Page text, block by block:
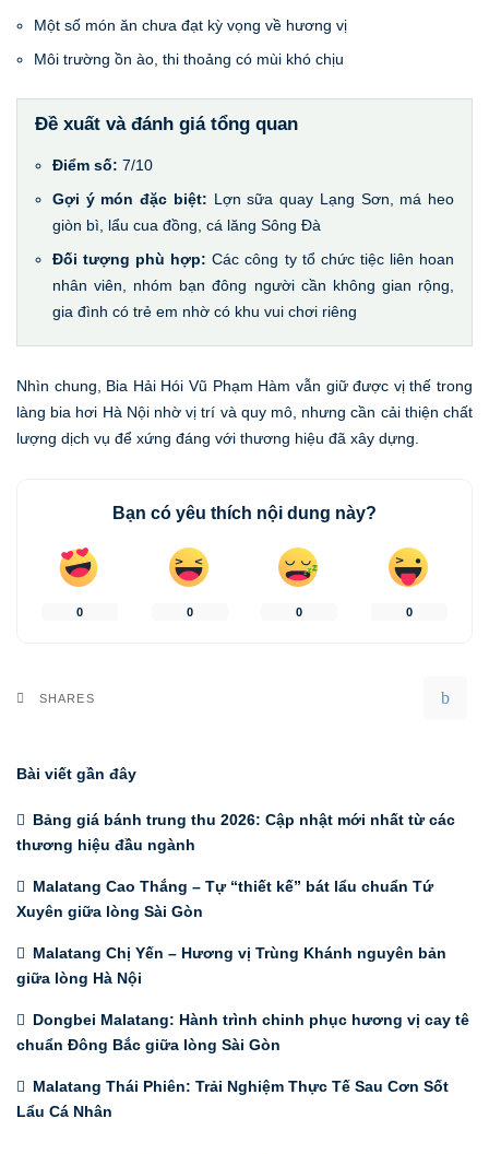
Một số món ăn chưa đạt kỳ vọng về hương vị
Môi trường ồn ào, thi thoảng có mùi khó chịu
Đề xuất và đánh giá tổng quan
Điểm số: 7/10
Gợi ý món đặc biệt: Lợn sữa quay Lạng Sơn, má heo
giòn bì, lẩu cua đồng, cá lăng Sông Đà
Đối tượng phù hợp:Các công ty tổ chức tiệc liên hoan
nhân viên, nhóm bạn đông người cần không gian rộng,
gia đình có trẻ em nhờ có khu vui chơi riêng
Nhìn chung, Bia Hải Hói Vũ Phạm Hàm vẫn giữ được vị thế trong
làng bia hơi Hà Nội nhờ vị trí và quy mô, nhưng cần cải thiện chất
lượng dịch vụ để xứng đáng với thương hiệu đã xây dựng.
Bạn có yêu thích nội dung này?
0 0 0 0
SHARES
Bài viết gần đây
Bảng giá bánh trung thu 2026: Cập nhật mới nhất từ các
thương hiệu đầu ngành
Malatang Cao Thắng – Tự “thiết kế” bát lẩu chuẩn Tứ
Xuyên giữa lòng Sài Gòn
Malatang Chị Yến – Hương vị Trùng Khánh nguyên bản
giữa lòng Hà Nội
Dongbei Malatang: Hành trình chinh phục hương vị cay tê
chuẩn Đông Bắc giữa lòng Sài Gòn
Malatang Thái Phiên: Trải Nghiệm Thực Tế Sau Cơn Sốt
Lẩu Cá Nhân